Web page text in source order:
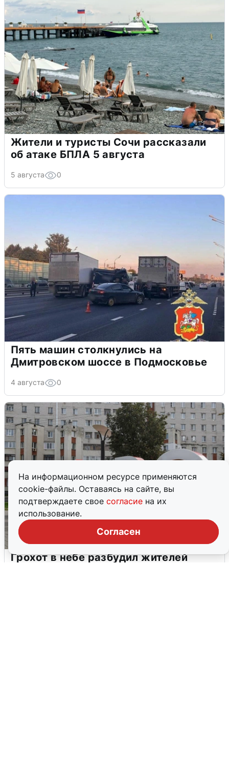
На информационном ресурсе применяются
cookie-файлы. Оставаясь на сайте, вы
подтверждаете свое согласие на их
использование.
Согласен
Жители и туристы Сочи рассказали
об атаке БПЛА 5 августа
5 августа 0
Пять машин столкнулись на
Дмитровском шоссе в Подмосковье
4 августа 0
Грохот в небе разбудил жителей